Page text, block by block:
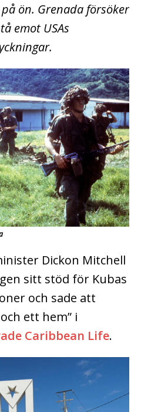
ön. Grenada försöker
emot USAs
Dickon Mitchell
sitt stöd för Kubas
och sade att
ett hem” i
Caribbean Life.